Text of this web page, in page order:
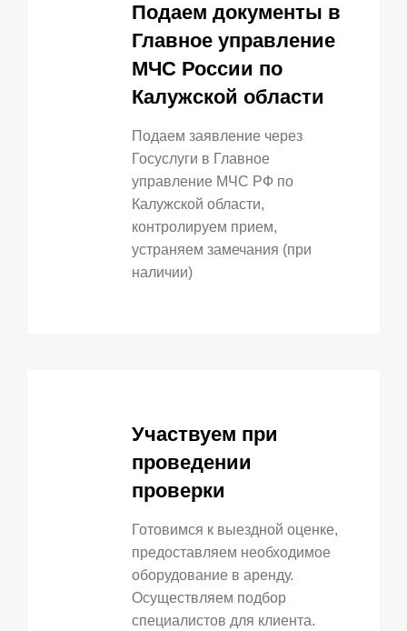
Подаем документы в
Главное управление
МЧС России по
Калужской области
Подаем заявление через
Госуслуги в Главное
управление МЧС РФ по
Калужской области,
контролируем прием,
устраняем замечания (при
наличии)
Участвуем при
проведении
проверки
Готовимся к выездной оценке,
предоставляем необходимое
оборудование в аренду.
Осуществляем подбор
специалистов для клиента.